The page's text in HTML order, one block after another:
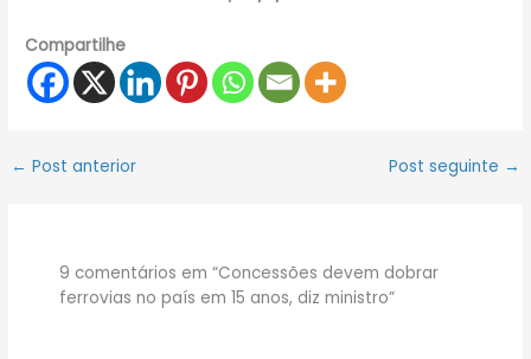
Compartilhe
← Post anterior Post seguinte →
9 comentários em “Concessões devem dobrar
ferrovias no país em 15 anos, diz ministro”